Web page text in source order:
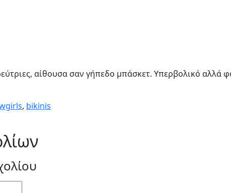
αίθουσα σαν γήπεδο μπάσκετ. Υπερβολικό αλλά
, bikinis